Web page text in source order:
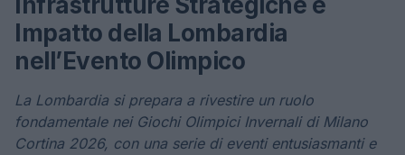
Impatto della Lombardia
nell’Evento Olimpico
La Lombardia si prepara a rivestire un ruolo
fondamentale nei Giochi Olimpici Invernali di Milano
Cortina 2026, con una serie di eventi entusiasmanti e